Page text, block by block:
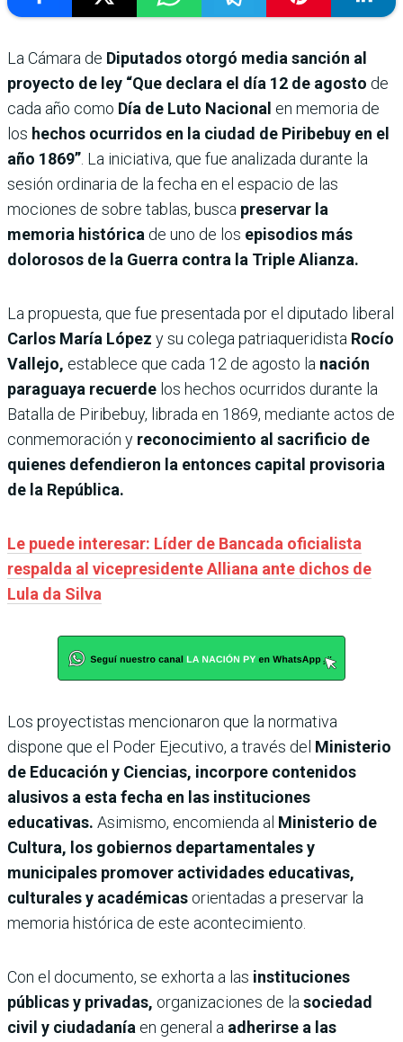
La Cámara de Diputados otorgó media sanción al
proyecto de ley “Que declara el día 12 de agosto de
cada año como Día de Luto Nacional en memoria de
los hechos ocurridos en la ciudad de Piribebuy en el
año 1869”. La iniciativa, que fue analizada durante la
sesión ordinaria de la fecha en el espacio de las
mociones de sobre tablas, busca preservar la
memoria histórica de uno de los episodios más
dolorosos de la Guerra contra la Triple Alianza.
La propuesta, que fue presentada por el diputado liberal
Carlos María López y su colega patriaqueridista Rocío
Vallejo, establece que cada 12 de agosto la nación
paraguaya recuerde los hechos ocurridos durante la
Batalla de Piribebuy, librada en 1869, mediante actos de
conmemoración y reconocimiento al sacrificio de
quienes defendieron la entonces capital provisoria
de la República.
Le puede interesar: Líder de Bancada oficialista
respalda al vicepresidente Alliana ante dichos de
Lula da Silva
Los proyectistas mencionaron que la normativa
dispone que el Poder Ejecutivo, a través del Ministerio
de Educación y Ciencias, incorpore contenidos
alusivos a esta fecha en las instituciones
educativas. Asimismo, encomienda al Ministerio de
Cultura, los gobiernos departamentales y
municipales promover actividades educativas,
culturales y académicas orientadas a preservar la
memoria histórica de este acontecimiento.
Con el documento, se exhorta a las instituciones
públicas y privadas, organizaciones de lasociedad
civil y ciudadanía en general a adherirse a las